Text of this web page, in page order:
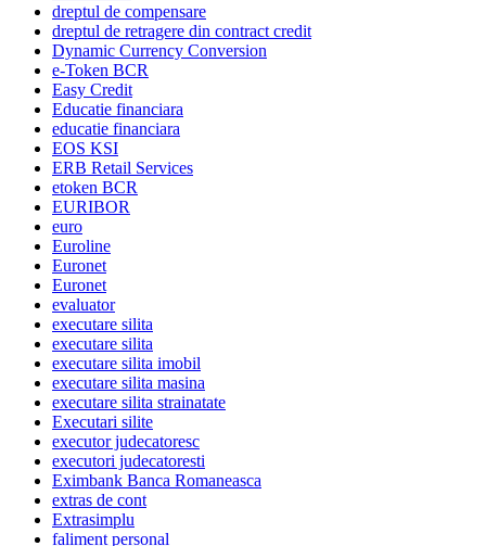
dreptul de compensare
dreptul de retragere din contract credit
Dynamic Currency Conversion
e-Token BCR
Easy Credit
Educatie financiara
educatie financiara
EOS KSI
ERB Retail Services
etoken BCR
EURIBOR
euro
Euroline
Euronet
Euronet
evaluator
executare silita
executare silita
executare silita imobil
executare silita masina
executare silita strainatate
Executari silite
executor judecatoresc
executori judecatoresti
Eximbank Banca Romaneasca
extras de cont
Extrasimplu
faliment personal